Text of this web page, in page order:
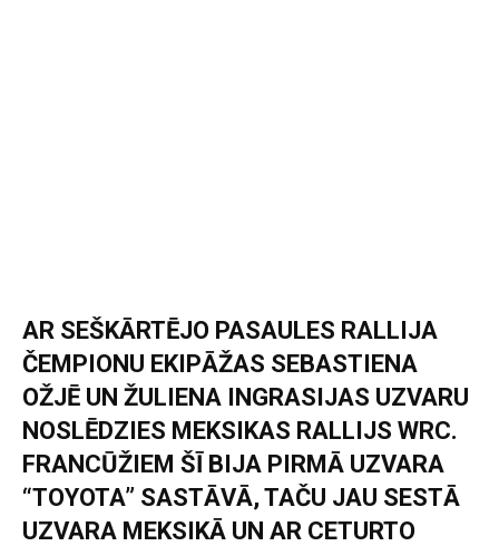
AR SEŠKĀRTĒJO PASAULES RALLIJA
ČEMPIONU EKIPĀŽAS SEBASTIENA
OŽJĒ UN ŽULIENA INGRASIJAS UZVARU
NOSLĒDZIES MEKSIKAS RALLIJS WRC.
FRANCŪŽIEM ŠĪ BIJA PIRMĀ UZVARA
“TOYOTA” SASTĀVĀ, TAČU JAU SESTĀ
UZVARA MEKSIKĀ UN AR CETURTO